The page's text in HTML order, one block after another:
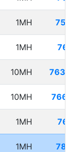
1MH
1MH
10MH
10MH
1MH
1MH